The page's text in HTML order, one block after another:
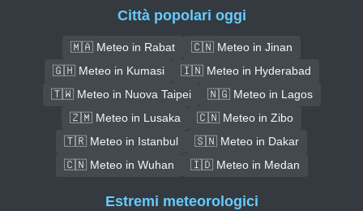
Città popolari oggi
🇲🇦 Meteo in Rabat
🇨🇳 Meteo in Jinan
🇬🇭 Meteo in Kumasi
🇮🇳 Meteo in Hyderabad
🇹🇼 Meteo in Nuova Taipei
🇳🇬 Meteo in Lagos
🇿🇲 Meteo in Lusaka
🇨🇳 Meteo in Zibo
🇹🇷 Meteo in Istanbul
🇸🇳 Meteo in Dakar
🇨🇳 Meteo in Wuhan
🇮🇩 Meteo in Medan
Estremi meteorologici